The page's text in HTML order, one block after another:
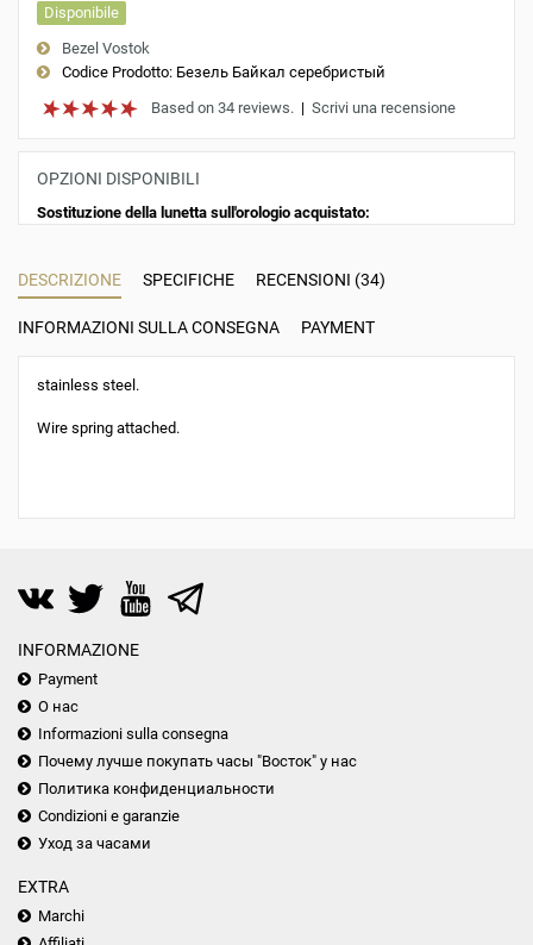
Disponibile
Bezel Vostok
Codice Prodotto: Безель Байкал серебристый
Based on 34 reviews. | Scrivi una recensione
OPZIONI DISPONIBILI
Sostituzione della lunetta sull'orologio acquistato:
DESCRIZIONE SPECIFICHE RECENSIONI (34)
INFORMAZIONI SULLA CONSEGNA PAYMENT
stainless steel.
Wire spring attached.
INFORMAZIONE
Payment
О нас
Informazioni sulla consegna
Почему лучше покупать часы "Восток" у нас
Политика конфиденциальности
Condizioni e garanzie
Уход за часами
EXTRA
Marchi